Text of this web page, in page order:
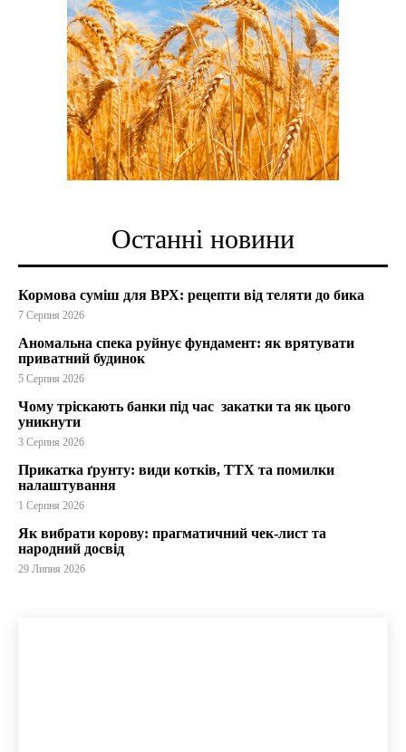
Останні новини
Кормова суміш для ВРХ: рецепти від теляти до бика
7 Серпня 2026
Аномальна спека руйнує фундамент: як врятувати
приватний будинок
5 Серпня 2026
Чому тріскають банки під час закатки та як цього
уникнути
3 Серпня 2026
Прикатка ґрунту: види котків, ТТХ та помилки
налаштування
1 Серпня 2026
Як вибрати корову: прагматичний чек-лист та
народний досвід
29 Липня 2026